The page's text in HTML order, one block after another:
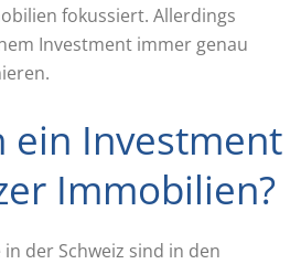
fokussiert. Allerdings
Investment immer genau
ein Investment
Immobilien?
der Schweiz sind in den